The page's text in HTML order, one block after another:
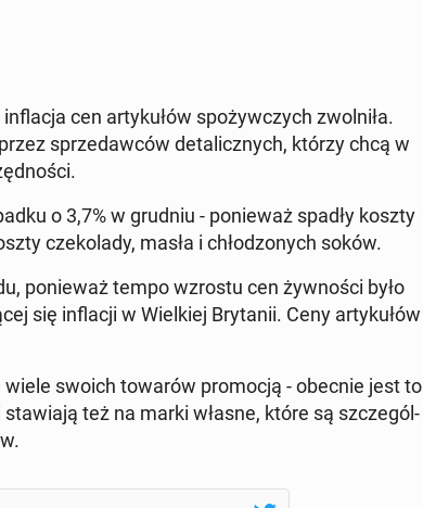
cen ar­ty­ku­łów spo­żyw­czych zwol­ni­ła.
sprze­daw­ców de­ta­licz­nych, którzy chcą w
o 3,7% w grudniu - po­nie­waż spadły koszty
cze­ko­la­dy, masła i chło­dzo­nych soków.
po­nie­waż tempo wzrostu cen żyw­no­ści było
się in­fla­cji w Wiel­kiej Bry­ta­nii. Ceny ar­ty­ku­łów
swoich towarów pro­mo­cją - obecnie jest to
też na marki własne, które są szcze­gól­